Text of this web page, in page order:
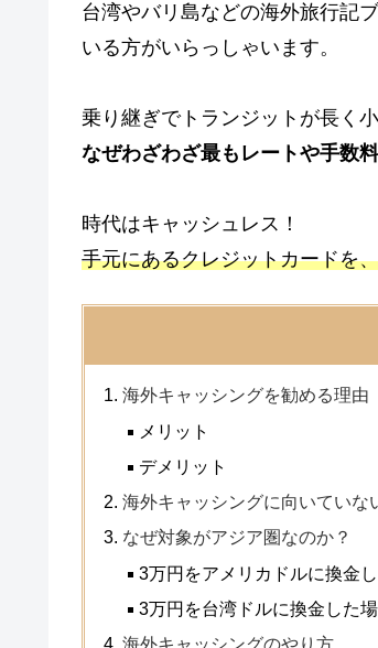
台湾やバリ島などの海外旅行記
いる方がいらっしゃいます。
乗り継ぎでトランジットが長く
なぜわざわざ最もレートや手数
時代はキャッシュレス！
手元にあるクレジットカードを
海外キャッシングを勧める理由
メリット
デメリット
海外キャッシングに向いていな
なぜ対象がアジア圏なのか？
3万円をアメリカドルに換金
3万円を台湾ドルに換金した
海外キャッシングのやり方